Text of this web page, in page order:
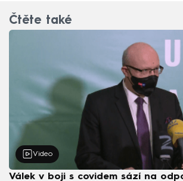
Čtěte také
Video
Válek v boji s covidem sází na